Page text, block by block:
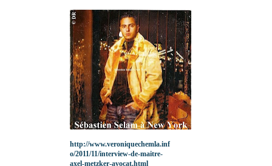
http://www.veroniquechemla.inf
o/2011/11/interview-de-maitre-
axel-metzker-avocat.html